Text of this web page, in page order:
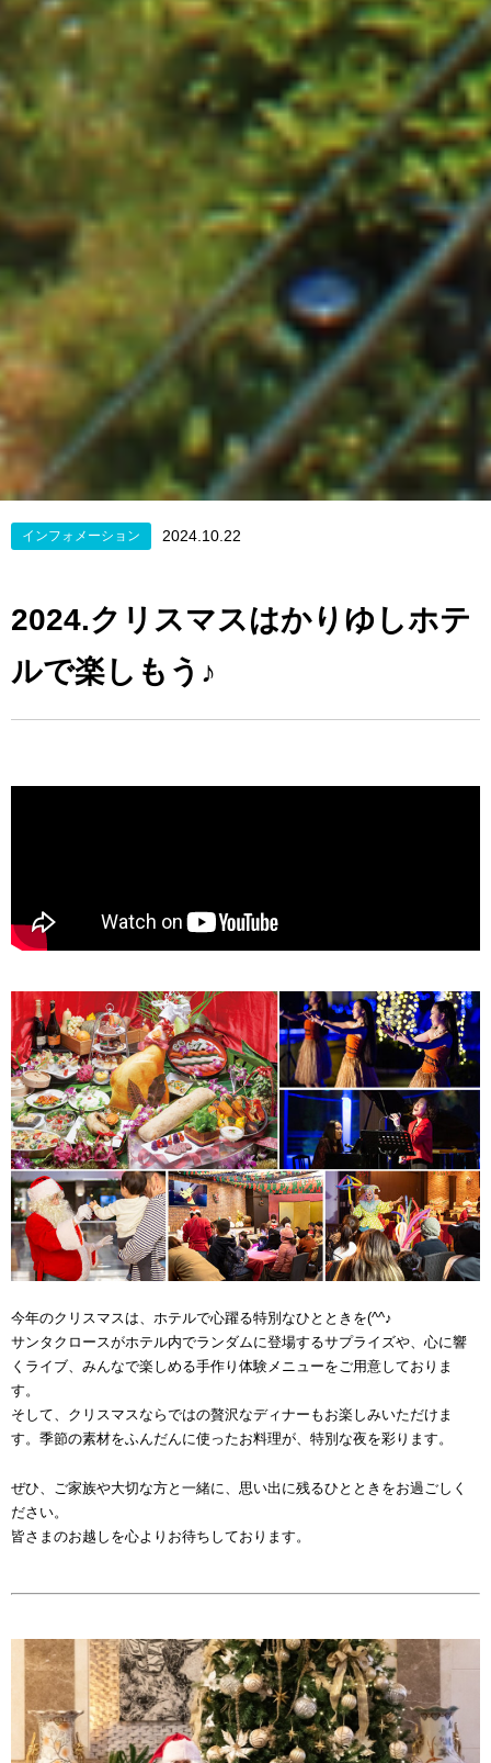
インフォメーション 2024.10.22
2024.クリスマスはかりゆしホテ
ルで楽しもう♪
今年のクリスマスは、ホテルで心躍る特別なひとときを(^^♪
サンタクロースがホテル内でランダムに登場するサプライズや、心に響
くライブ、みんなで楽しめる手作り体験メニューをご用意しておりま
す。
そして、クリスマスならではの贅沢なディナーもお楽しみいただけま
す。季節の素材をふんだんに使ったお料理が、特別な夜を彩ります。
ぜひ、ご家族や大切な方と一緒に、思い出に残るひとときをお過ごしく
ださい。
皆さまのお越しを心よりお待ちしております。